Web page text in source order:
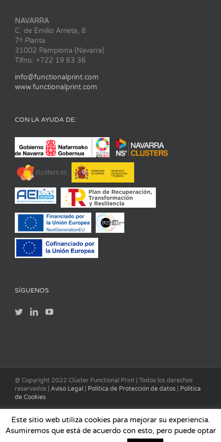
NAVARRA
C. de Emilio Arrieta, 8
7ª Planta
31002 Pamplona (Navarra)
Tlfno: +722 19 63 36
info@functionalprint.com
www.functionalprint.com
CON LA AYUDA DE:
SÍGUENOS
@ Copyright 2022 Clúster Functional Print | Todos los derechos
reservados | Aviso Legal Política de Protección de datos
Política
de Cookies
Este sitio web utiliza cookies para mejorar su experiencia.
Asumiremos que está de acuerdo con esto, pero puede optar